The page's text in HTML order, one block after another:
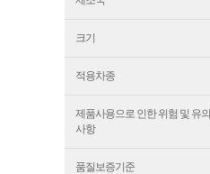
크기
적용차종
제품사용으로 인한 위험 및 유의
사항
품질보증기준